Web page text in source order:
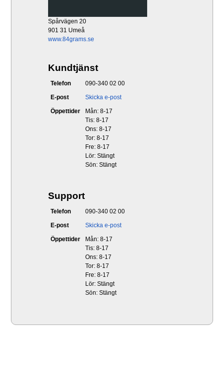
Spårvägen 20
901 31 Umeå
www.84grams.se
Kundtjänst
Telefon
090-340 02 00
E-post
Skicka e-post
Öppettider
Mån: 8-17
Tis: 8-17
Ons: 8-17
Tor: 8-17
Fre: 8-17
Lör: Stängt
Sön: Stängt
Support
Telefon
090-340 02 00
E-post
Skicka e-post
Öppettider
Mån: 8-17
Tis: 8-17
Ons: 8-17
Tor: 8-17
Fre: 8-17
Lör: Stängt
Sön: Stängt